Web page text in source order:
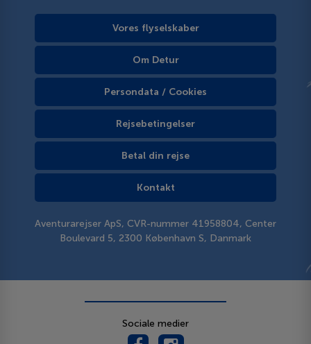
Vores flyselskaber
Om Detur
Persondata / Cookies
Rejsebetingelser
Betal din rejse
Kontakt
Aventurarejser ApS, CVR-nummer 41958804, Center
Boulevard 5, 2300 København S, Danmark
Sociale medier